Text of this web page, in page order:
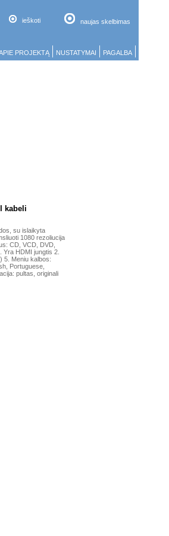
ieškoti naujas skelbimas
PROJEKTĄ NUSTATYMAI PAGALBA
kabeli
su islaikyta
1080 rezoliucija
CD, VCD, DVD,
Yra HDMI jungtis 2.
5. Meniu kalbos:
Portuguese,
pultas, originali